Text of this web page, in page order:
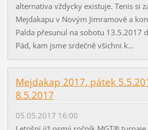
alternativa vždycky existuje. Tenis si
Mejdakapu v Novým Jimramově a
Palda přesunul na sobotu 13.5.2017
Pád, kam jsme srdečně všichni k...
Mejdakap 2017, pátek
8.5.2017
05.05.2017 16:00